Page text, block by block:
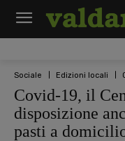
Sociale Edizioni locali
Covid-19, il
disposizione
pasti a